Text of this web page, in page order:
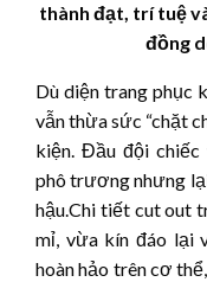
thành đạt, trí tuệ
đồng
Dù diện trang phục
vẫn thừa sức “chặt
kiện. Đầu đội
phô trương nhưng
hậu.Chi tiết cut out
mỉ, vừa kín đáo lại
hoàn hảo trên cơ